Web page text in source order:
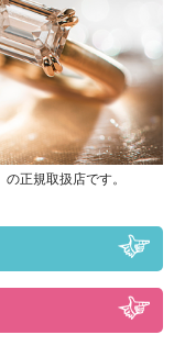
の正規取扱店です。